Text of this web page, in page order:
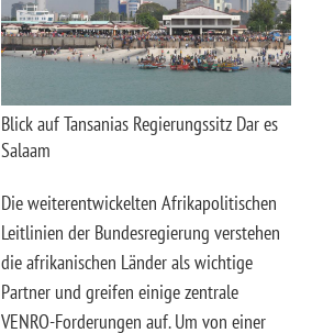
Blick auf Tansanias Regierungssitz Dar es
Salaam
Die weiterentwickelten Afrikapolitischen
Leitlinien der Bundesregierung verstehen
die afrikanischen Länder als wichtige
Partner und greifen einige zentrale
VENRO-Forderungen auf. Um von einer